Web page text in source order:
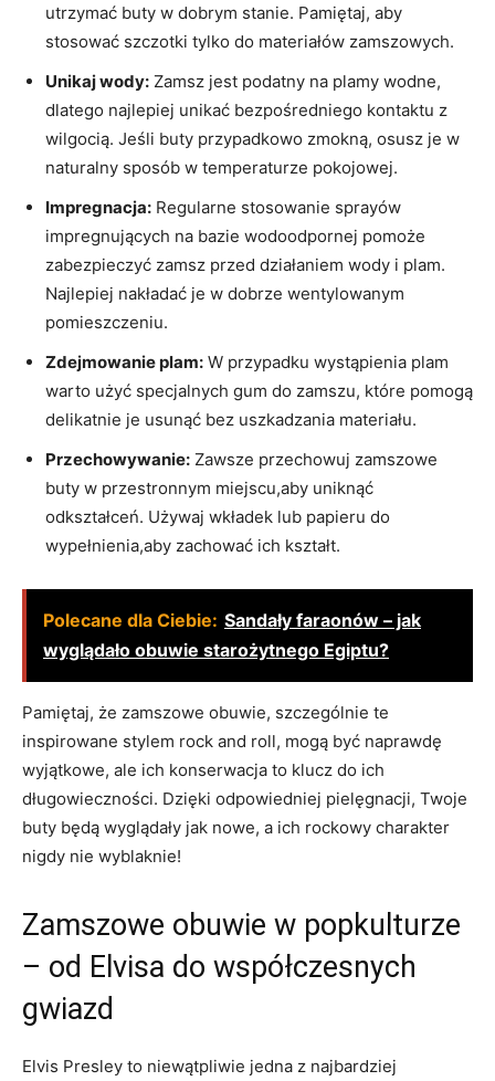
utrzymać buty w dobrym stanie. Pamiętaj, aby
stosować szczotki tylko do materiałów zamszowych.
Unikaj wody: Zamsz jest podatny na plamy wodne,
dlatego najlepiej unikać bezpośredniego kontaktu z
wilgocią. Jeśli buty przypadkowo zmokną, osusz je w
naturalny sposób w temperaturze pokojowej.
Impregnacja: Regularne stosowanie sprayów
impregnujących na bazie wodoodpornej pomoże
zabezpieczyć zamsz przed działaniem wody i plam.
Najlepiej nakładać je w dobrze wentylowanym
pomieszczeniu.
Zdejmowanie plam: W przypadku wystąpienia plam
warto użyć specjalnych gum do zamszu, które pomogą
delikatnie je usunąć bez uszkadzania materiału.
Przechowywanie: Zawsze przechowuj zamszowe
buty w przestronnym miejscu,aby uniknąć
odkształceń. Używaj wkładek lub papieru do
wypełnienia,aby zachować ich kształt.
Polecane dla Ciebie: Sandały faraonów – jak
wyglądało obuwie starożytnego Egiptu?
Pamiętaj, że zamszowe obuwie, szczególnie te
inspirowane stylem rock and roll, mogą być naprawdę
wyjątkowe, ale ich konserwacja to klucz do ich
długowieczności. Dzięki odpowiedniej pielęgnacji, Twoje
buty będą wyglądały jak nowe, a ich rockowy charakter
nigdy nie wyblaknie!
Zamszowe obuwie w popkulturze
– od Elvisa do współczesnych
gwiazd
Elvis Presley to niewątpliwie jedna z najbardziej